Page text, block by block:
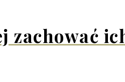
zachować